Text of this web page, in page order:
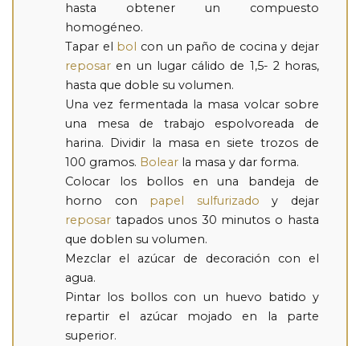
hasta obtener un compuesto
homogéneo.
Tapar el bol con un paño de cocina y dejar
reposar en un lugar cálido de 1,5- 2 horas,
hasta que doble su volumen.
Una vez fermentada la masa volcar sobre
una mesa de trabajo espolvoreada de
harina. Dividir la masa en siete trozos de
100 gramos. Bolear la masa y dar forma.
Colocar los bollos en una bandeja de
horno con papel sulfurizado y dejar
reposar tapados unos 30 minutos o hasta
que doblen su volumen.
Mezclar el azúcar de decoración con el
agua.
Pintar los bollos con un huevo batido y
repartir el azúcar mojado en la parte
superior.